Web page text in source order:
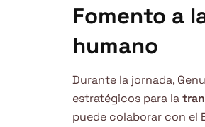
Fomento a
humano
Durante la jornada,
estratégicos para la
puede colaborar con el